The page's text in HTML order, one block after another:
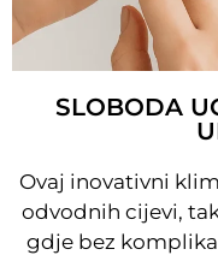
SLOBODA
Ovaj inovativni
odvodnih cijevi,
gdje bez